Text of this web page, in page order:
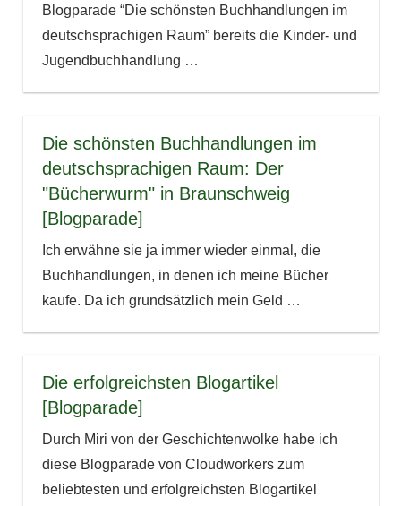
Blogparade “Die schönsten Buchhandlungen im
deutschsprachigen Raum” bereits die Kinder- und
Jugendbuchhandlung …
Die schönsten Buchhandlungen im
deutschsprachigen Raum: Der
"Bücherwurm" in Braunschweig
[Blogparade]
Ich erwähne sie ja immer wieder einmal, die
Buchhandlungen, in denen ich meine Bücher
kaufe. Da ich grundsätzlich mein Geld …
Die erfolgreichsten Blogartikel
[Blogparade]
Durch Miri von der Geschichtenwolke habe ich
diese Blogparade von Cloudworkers zum
beliebtesten und erfolgreichsten Blogartikel